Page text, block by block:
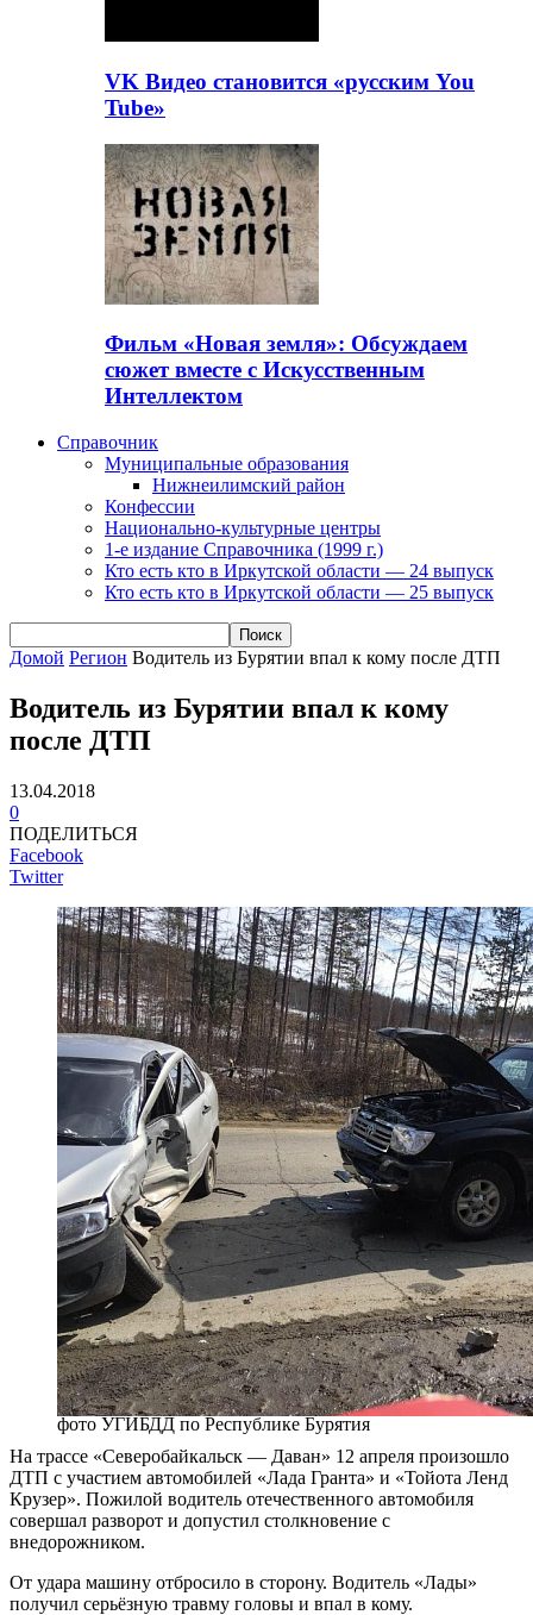
VK Видео становится «русским You
Tube»
Фильм «Новая земля»: Обсуждаем
сюжет вместе с Искусственным
Интеллектом
Справочник
Муниципальные образования
Нижнеилимский район
Конфессии
Национально-культурные центры
1-е издание Справочника (1999 г.)
Кто есть кто в Иркутской области — 24 выпуск
Кто есть кто в Иркутской области — 25 выпуск
Домой Регион Водитель из Бурятии впал к кому после ДТП
Водитель из Бурятии впал к кому
после ДТП
13.04.2018
0
ПОДЕЛИТЬСЯ
Facebook
Twitter
фото УГИБДД по Республике Бурятия
На трассе «Северобайкальск — Даван» 12 апреля произошло
ДТП с участием автомобилей «Лада Гранта» и «Тойота Ленд
Крузер». Пожилой водитель отечественного автомобиля
совершал разворот и допустил столкновение с
внедорожником.
От удара машину отбросило в сторону. Водитель «Лады»
получил серьёзную травму головы и впал в кому.